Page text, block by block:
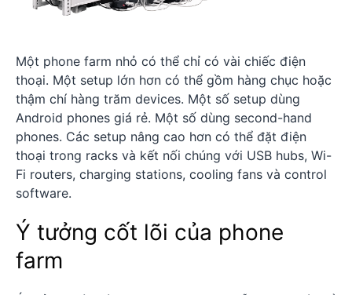
Một phone farm nhỏ có thể chỉ có vài chiếc điện
thoại. Một setup lớn hơn có thể gồm hàng chục hoặc
thậm chí hàng trăm devices. Một số setup dùng
Android phones giá rẻ. Một số dùng second-hand
phones. Các setup nâng cao hơn có thể đặt điện
thoại trong racks và kết nối chúng với USB hubs, Wi-
Fi routers, charging stations, cooling fans và control
software.
Ý tưởng cốt lõi của phone
farm